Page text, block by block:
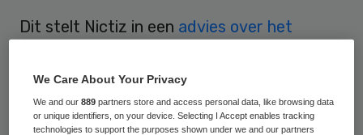
Dit stelt Nictiz in een advies over het
uitwisseling in de gezondheidszorg
opgesteld op verzoek van het ministerie van
VWS.
We Care About Your Privacy
We and our889 partners store and access personal data, like browsing data
or unique identifiers, on your device. Selecting I Accept enables tracking
technologies to support the purposes shown under we and our partners